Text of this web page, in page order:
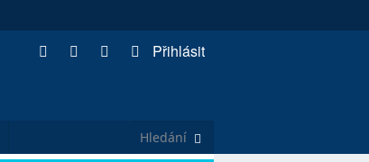
Přihlásit